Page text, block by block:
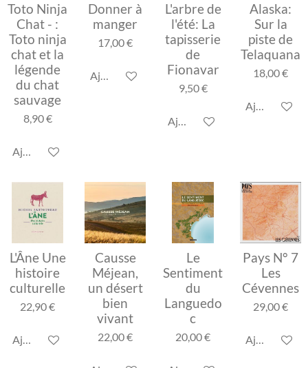
Toto Ninja
Chat - :
Toto ninja
chat et la
légende
du chat
sauvage
8,90 €
Ajouter au panier
Donner à
manger
17,00 €
Ajouter au panier
L'arbre de
l'été: La
tapisserie
de
Fionavar
9,50 €
Ajouter au panier
Alaska:
Sur la
piste de
Telaquana
18,00 €
Ajouter au
L'Âne Une
histoire
culturelle
22,90 €
Ajouter au panier
Causse
Méjean,
un désert
bien
vivant
22,00 €
Le
Sentiment
du
Languedo
c
20,00 €
Pays N° 7
Les
Cévennes
29,00 €
Ajouter au